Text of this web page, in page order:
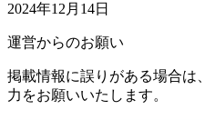
2024年12月14日
運営からのお願い
掲載情報に誤りがある場合は、
力をお願いいたします。